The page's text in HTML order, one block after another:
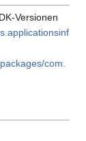
Versionen
com.